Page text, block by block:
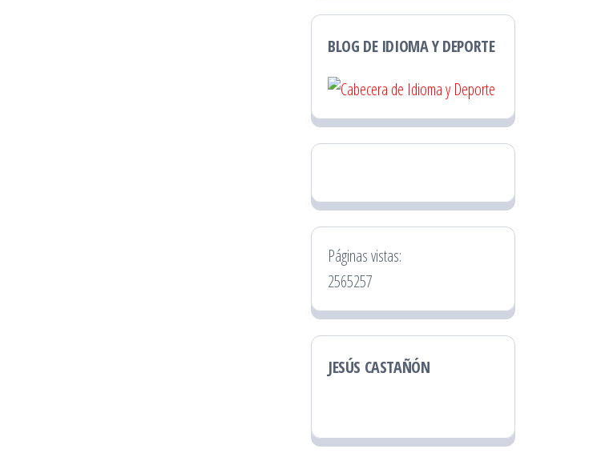
BLOG DE IDIOMA Y DEPORTE
Páginas vistas:
2565257
JESÚS CASTAÑÓN